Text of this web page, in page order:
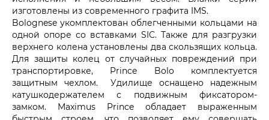
изготовлены из современного графита IMS.
Bolognese укомплектован облегченными кольцами на
одной опоре со вставками SIC. Также для разгрузки
верхнего колена установлены два скользящих кольца.
Для защиты колец от случайных повреждений при
транспортировке, Prince Bolo комплектуется
защитным чехлом. Удилище оснащено надежным
катушкодержателем с подвижным фиксатором-
замком. Maximus Prince обладает выраженным